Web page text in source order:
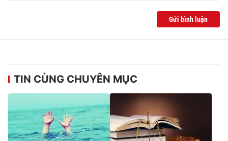
Gửi bình luận
TIN CÙNG CHUYÊN MỤC